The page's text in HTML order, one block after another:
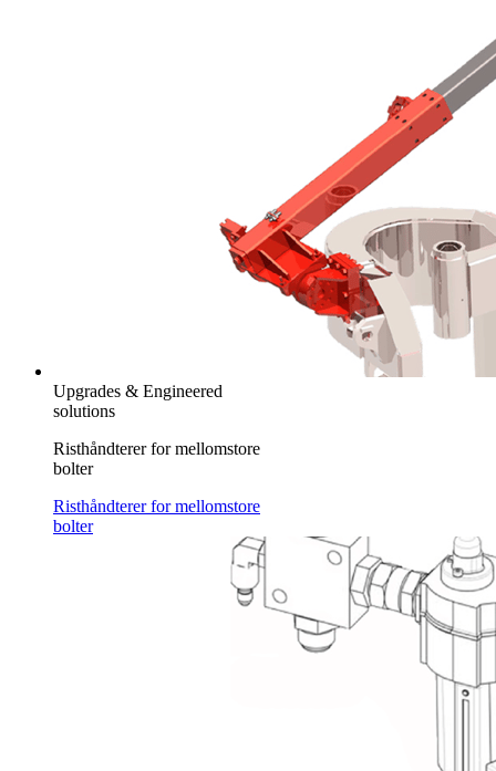
Upgrades & Engineered
solutions
Risthåndterer for mellomstore
bolter
Risthåndterer for mellomstore
bolter